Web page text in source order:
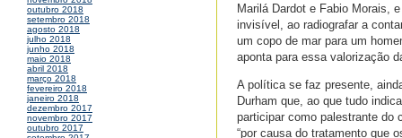
outubro 2018
setembro 2018
agosto 2018
julho 2018
junho 2018
maio 2018
abril 2018
março 2018
fevereiro 2018
janeiro 2018
dezembro 2017
novembro 2017
outubro 2017
Marilá Dardot e Fabio Morais,
invisível, ao radiografar a
um copo de mar para um
aponta para essa valorização
A política se faz presente,
Durham que, ao que tudo
participar como palestrante do
“por causa do tratamento que